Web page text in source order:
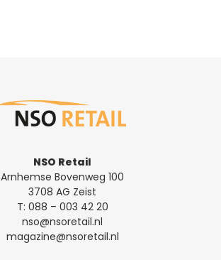
NSO Retail
Arnhemse Bovenweg 100
3708 AG Zeist
T: 088 – 003 42 20
nso@nsoretail.nl
magazine@nsoretail.nl